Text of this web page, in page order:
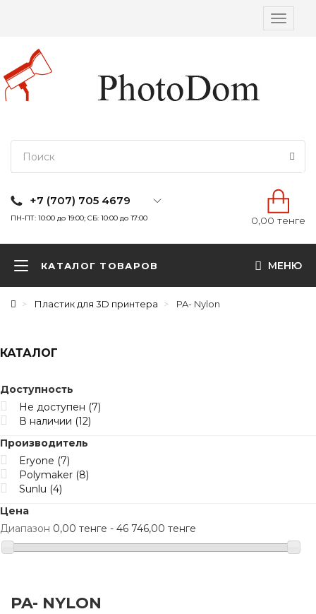
Вкл/
+7 (707) 705 4679
ПН-ПТ: 10:00 до 19:00; СБ: 10:00 до 17:00 0,00 тенге
КАТАЛОГ ТОВАРОВ МЕНЮ
Пластик для 3D принтера PA- Nylon
КАТАЛОГ
Доступность
Не доступен (7)
В наличии (12)
Производитель
Eryone (7)
Polymaker (8)
Sunlu (4)
Цена
Диапазон 0,00 тенге - 46 746,00 тенге
PA- NYLON